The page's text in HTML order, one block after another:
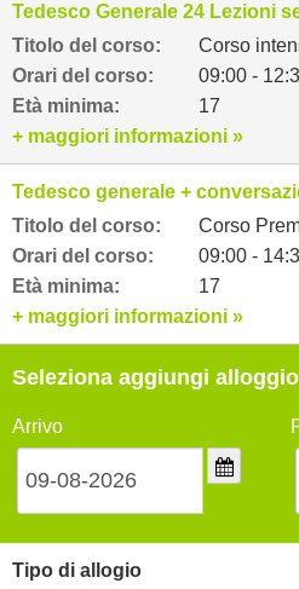
Tedesco Generale 24 Lezioni
Titolo del corso:
Corso
Orari del corso:
09:00 -
Età minima:
17
+ maggiori informazioni »
Tedesco generale +
Titolo del corso:
Corso
Orari del corso:
09:00 -
Età minima:
17
+ maggiori informazioni »
Seleziona aggiungi alloggio
Arrivo
Tipo di allogio